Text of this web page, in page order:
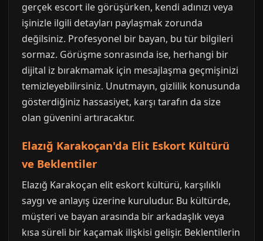
gerçek escort ile görüşürken, kendi adınızı veya
işinizle ilgili detayları paylaşmak zorunda
değilsiniz. Profesyonel bir bayan, bu tür bilgileri
sormaz. Görüşme sonrasında ise, herhangi bir
dijital iz bırakmamak için mesajlaşma geçmişinizi
temizleyebilirsiniz. Unutmayın, gizlilik konusunda
gösterdiğiniz hassasiyet, karşı tarafın da size
olan güvenini artıracaktır.
Elazığ Karakoçan'da Elit Eskort Kültürü
ve Beklentiler
Elazığ Karakoçan elit eskort kültürü, karşılıklı
saygı ve anlayış üzerine kuruludur. Bu kültürde,
müşteri ve bayan arasında bir arkadaşlık veya
kısa süreli bir kaçamak ilişkisi gelişir. Beklentilerin